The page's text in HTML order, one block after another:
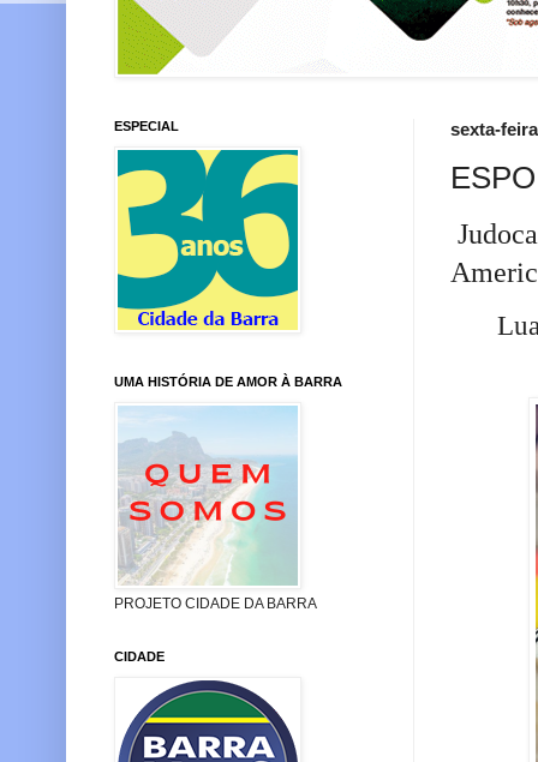
sexta-
ESPECIAL
UMA HISTÓRIA DE AMOR À BARRA
PROJETO CIDADE DA BARRA
CIDADE